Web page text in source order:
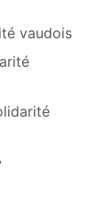
vaudois